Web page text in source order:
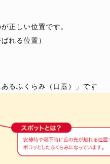
正しい位置です。
れる位置）